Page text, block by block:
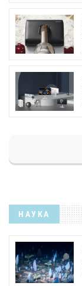
НАУКА